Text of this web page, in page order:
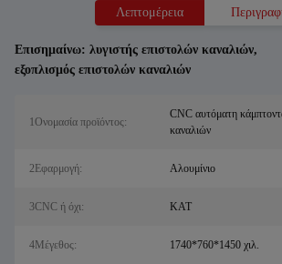
Λεπτομέρεια
Επισημαίνω: λυγιστής επιστολών καναλιών,
εξοπλισμός επιστολών καναλιών
1Ονομασία προϊόντος:
CNC αυτόματη
καναλιών
2Εφαρμογή: Αλουμίνιο
3CNC ή όχι: ΚΑΤ
4Μέγεθος: 1740*760*1450 χιλ.